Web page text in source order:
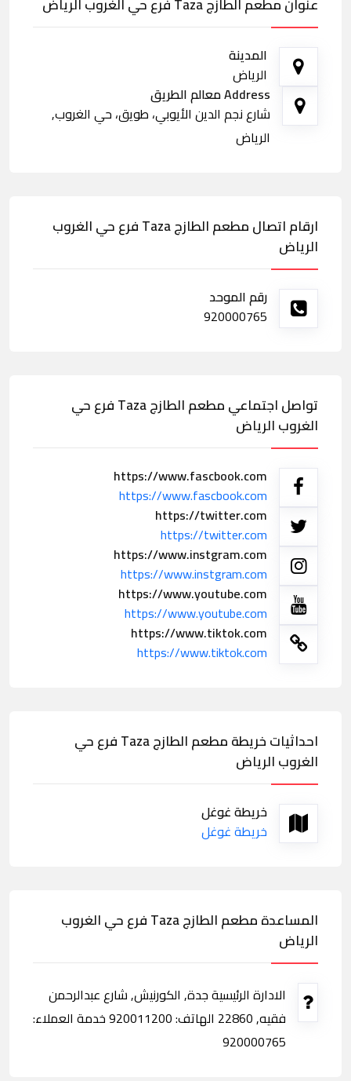
المدينة
الرياض
Address معالم الطريق
شارع نجم الدين الأيوبي، طويق، حي الغروب,
الرياض
ارقام اتصال مطعم الطازج Taza فرع حي الغروب
الرياض
رقم الموحد
920000765
تواصل اجتماعي مطعم الطازج Taza فرع حي
الغروب الرياض
https://www.fascbook.com
https://www.fascbook.com
https://twitter.com
https://twitter.com
https://www.instgram.com
https://www.instgram.com
https://www.youtube.com
https://www.youtube.com
https://www.tiktok.com
https://www.tiktok.com
احداثيات خريطة مطعم الطازج Taza فرع حي
الغروب الرياض
خريطة غوغل
خريطة غوغل
المساعدة مطعم الطازج Taza فرع حي الغروب
الرياض
الادارة الرئيسية جدة, الكورنيش, شارع عبدالرحمن
فقيه, 22860 الهاتف: 920011200 خدمة العملاء:
920000765